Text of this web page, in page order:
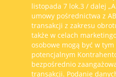
listopada 7 lok.3 / dalej
umowy pośrednictwa z
transakcji z zakresu
także w celach
osobowe mogą być w
potencjalnym
bezpośrednio
transakcji. Podanie